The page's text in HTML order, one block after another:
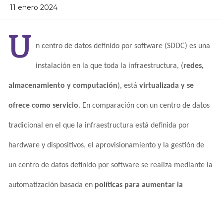
11 enero 2024
U n centro de datos definido por software (SDDC) es una
instalación en la que toda la infraestructura, (redes,
almacenamiento y computación), estávirtualizada y se
ofrece como servicio. En comparación con un centro de datos
tradicional en el que la infraestructura está definida por
hardware y dispositivos, el aprovisionamiento y la gestión de
un centro de datos definido por software se realiza mediante la
automatización basada en políticas para aumentar la